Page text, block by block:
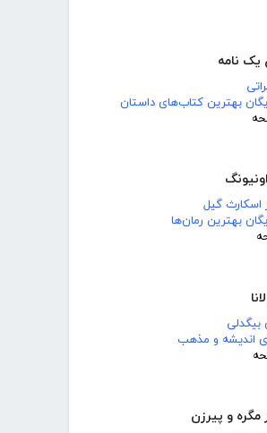
یک نامه
بهترین کتاب‌های داستان
اسکارث گیل
بهترین رمان‌ها
بیگدلی
اندیشه و مذهب
مگره و پیرزن